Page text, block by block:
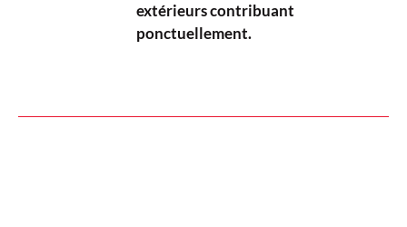
extérieurs contribuant
ponctuellement.